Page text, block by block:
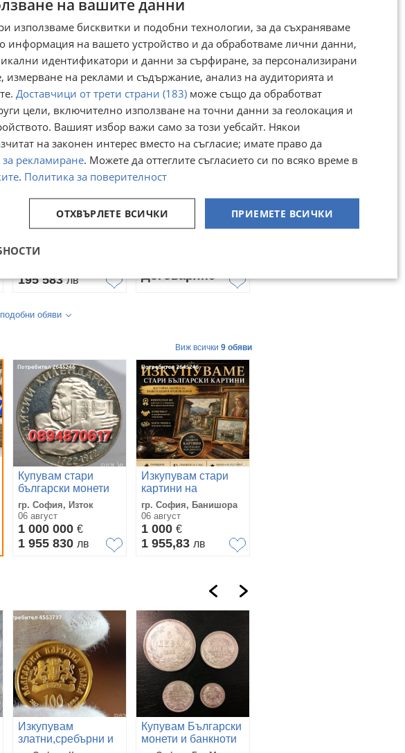
☆
☆
☆
☆
☆
Купувам големи
ДОБРИ ЦЕНИ.
21 юли
195 583лв
Български монети
Договаряне
обяви
Виж всички 9 обяви
Купувам стари
български монети
гр. София, Изток
06 август
1 000 000 €
1 955 830 лв
Изкупувам стари
картини на
български
художници
гр. София, Банишора
06 август
1 000 €
1 955,83 лв
Изкупувам
златни,сребърни и
Купувам Български
монети и банкноти
на вашите данни
използваме бисквитки и подобни технологии, за да съхраняваме
информация на вашето устройство и да обработваме лични данни,
идентификатори и данни за сърфиране, за персонализирани
на реклами и съдържание, анализ на аудиторията и
Доставчици от трети страни (183) може също да обработват
цели, включително използване на точни данни за геолокация и
Вашият избор важи само за този уебсайт. Някои
на законен интерес вместо на съгласие; имате право да
рекламиране. Можете да оттеглите съгласието си по всяко време в
. Политика за поверителност
ПРИЕМЕТЕ ВСИЧКИ
ОТХВЪРЛЕТЕ ВСИЧКИ